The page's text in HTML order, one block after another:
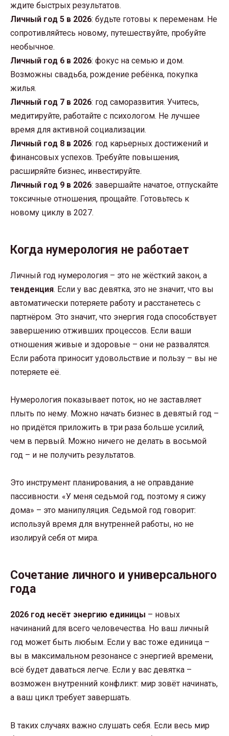
ждите быстрых результатов.
Личный год 5 в 2026: будьте готовы к переменам. Не
сопротивляйтесь новому, путешествуйте, пробуйте
необычное.
Личный год 6 в 2026: фокус на семью и дом.
Возможны свадьба, рождение ребёнка, покупка
жилья.
Личный год 7 в 2026: год саморазвития. Учитесь,
медитируйте, работайте с психологом. Не лучшее
время для активной социализации.
Личный год 8 в 2026: год карьерных достижений и
финансовых успехов. Требуйте повышения,
расширяйте бизнес, инвестируйте.
Личный год 9 в 2026: завершайте начатое, отпускайте
токсичные отношения, прощайте. Готовьтесь к
новому циклу в 2027.
Когда нумерология не работает
Личный год нумерология – это не жёсткий закон, а
тенденция. Если у вас девятка, это не значит, что вы
автоматически потеряете работу и расстанетесь с
партнёром. Это значит, что энергия года способствует
завершению отживших процессов. Если ваши
отношения живые и здоровые – они не развалятся.
Если работа приносит удовольствие и пользу – вы не
потеряете её.
Нумерология показывает поток, но не заставляет
плыть по нему. Можно начать бизнес в девятый год –
но придётся приложить в три раза больше усилий,
чем в первый. Можно ничего не делать в восьмой
год – и не получить результатов.
Это инструмент планирования, а не оправдание
пассивности. «У меня седьмой год, поэтому я сижу
дома» – это манипуляция. Седьмой год говорит:
используй время для внутренней работы, но не
изолируй себя от мира.
Сочетание личного и универсального
года
2026 год несёт энергию единицы – новых
начинаний для всего человечества. Но ваш личный
год может быть любым. Если у вас тоже единица –
вы в максимальном резонансе с энергией времени,
всё будет даваться легче. Если у вас девятка –
возможен внутренний конфликт: мир зовёт начинать,
а ваш цикл требует завершать.
В таких случаях важно слушать себя. Если весь мир